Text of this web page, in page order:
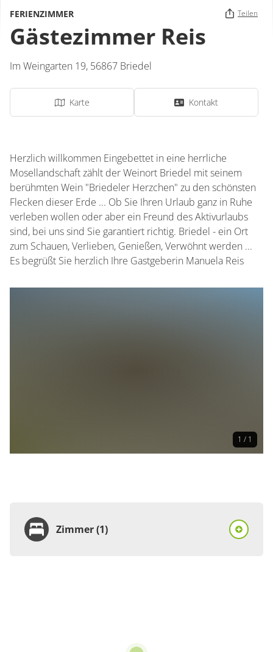
FERIENZIMMER Teilen
Gästezimmer Reis
Im Weingarten 19, 56867 Briedel
Karte Kontakt
Herzlich willkommen Eingebettet in eine herrliche
Mosellandschaft zählt der Weinort Briedel mit seinem
berühmten Wein "Briedeler Herzchen" zu den schönsten
Flecken dieser Erde ... Ob Sie Ihren Urlaub ganz in Ruhe
verleben wollen oder aber ein Freund des Aktivurlaubs
sind, bei uns sind Sie garantiert richtig. Briedel - ein Ort
zum Schauen, Verlieben, Genießen, Verwöhnt werden ...
Es begrüßt Sie herzlich Ihre Gastgeberin Manuela Reis
1 / 1
Zimmer (1)
pro Einheit/Nacht